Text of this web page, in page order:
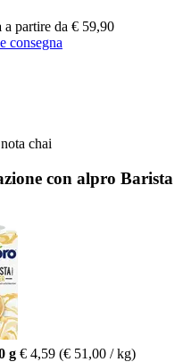
a partire da € 59,90
consegna
chai
con alpro Barista
g € 4,59 (€ 51,00 / kg)